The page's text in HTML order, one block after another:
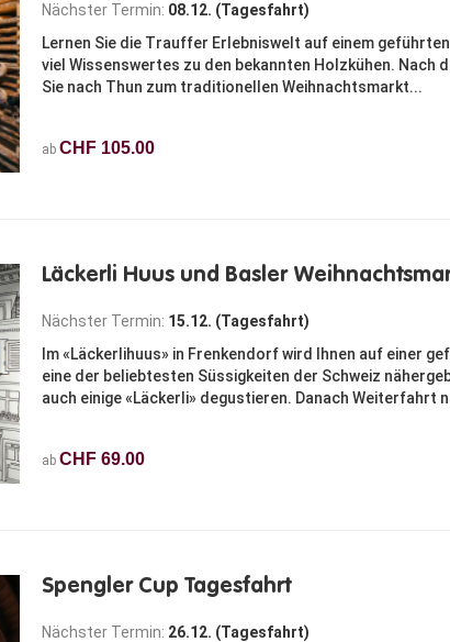
Nächster Termin: 08.12. (Tagesfahrt)
Lernen Sie die Trauffer Erlebniswelt auf einem
viel Wissenswertes zu den bekannten Holzkühen. Nach
Sie nach Thun zum traditionellen Weihnachtsmarkt...
abCHF 105.00
Läckerli Huus und Basler
Nächster Termin: 15.12. (Tagesfahrt)
Im «Läckerlihuus» in Frenkendorf wird Ihnen auf einer
eine der beliebtesten Süssigkeiten der Schweiz
auch einige «Läckerli» degustieren. Danach Weiterfahrt
abCHF 69.00
Spengler Cup Tagesfahrt
Nächster Termin: 26.12. (Tagesfahrt)